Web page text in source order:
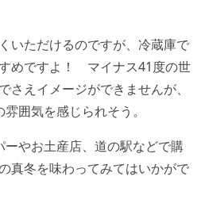
いただけるのですが、冷蔵庫で
めですよ！ マイナス41度の世
さえイメージができませんが、
囲気を感じられそう。
ーやお土産店、道の駅などで購
真冬を味わってみてはいかがで